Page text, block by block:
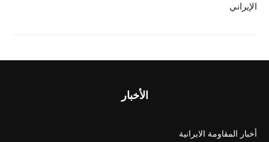
الإيراني
الأخبار
أخبار المقاومة الايرانية